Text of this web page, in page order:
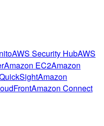
AWS Security HubAWS
Amazon EC2Amazon
Amazon
Amazon Connect